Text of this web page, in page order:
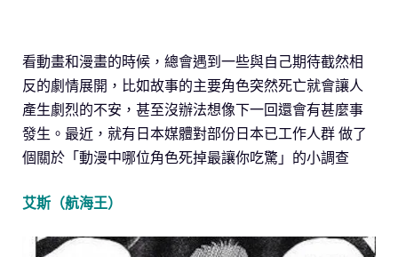
看動畫和漫畫的時候，總會遇到一些與自己期待截然相
反的劇情展開，比如故事的主要角色突然死亡就會讓人
產生劇烈的不安，甚至沒辦法想像下一回還會有甚麼事
發生。最近，就有日本媒體對部份日本已工作人群 做了
個關於「動漫中哪位角色死掉最讓你吃驚」的小調查
艾斯（航海王）